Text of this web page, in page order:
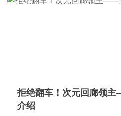
拒绝翻车！次元回廊领
介绍